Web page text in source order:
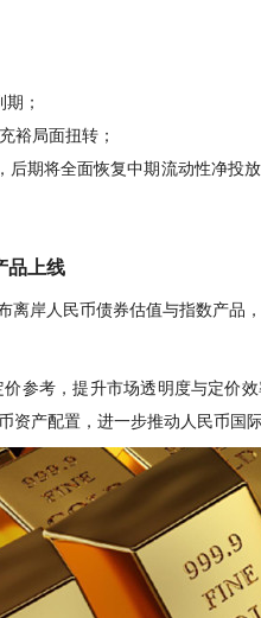
；
裕局面扭转；
后期将全面恢复中期流动性净投
品上线
岸人民币债券估值与指数产品
参考，提升市场透明度与定价
资产配置，进一步推动人民币国际